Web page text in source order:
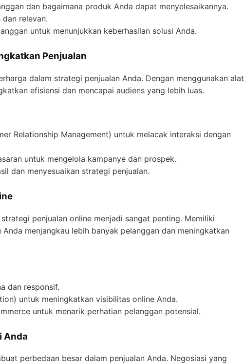
dan bagaimana produk Anda dapat menyelesaikannya.
relevan.
untuk menunjukkan keberhasilan solusi Anda.
Penjualan
dalam strategi penjualan Anda. Dengan menggunakan alat
efisiensi dan mencapai audiens yang lebih luas.
Relationship Management) untuk melacak interaksi dengan
untuk mengelola kampanye dan prospek.
dan menyesuaikan strategi penjualan.
penjualan online menjadi sangat penting. Memiliki
menjangkau lebih banyak pelanggan dan meningkatkan
dan responsif.
untuk meningkatkan visibilitas online Anda.
untuk menarik perhatian pelanggan potensial.
Anda
perbedaan besar dalam penjualan Anda. Negosiasi yang